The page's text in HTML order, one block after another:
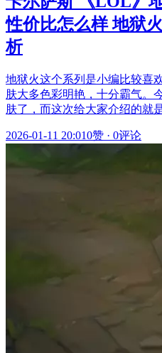
性价比怎么样 地狱
析
地狱火这个系列是小编比较喜
肤大多色彩明艳，十分霸气。
肤了，而这次给大家介绍的就
2026-01-11 20:010赞 · 0评论